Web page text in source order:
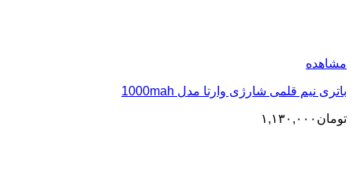
مشاهده
باتری نیم قلمی شارژی وارتا مدل 1000mah
تومان ۱,۱۳۰,۰۰۰